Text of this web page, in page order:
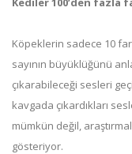
Köpeklerin sadece 10
sayının büyüklüğünü
çıkarabileceği sesleri
kavgada çıkardıkları
mümkün değil,
gösteriyor.